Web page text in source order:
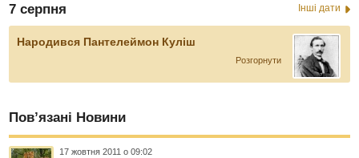
7 серпня Інші дати
Народився Пантелеймон Куліш
Розгорнути
Пов’язані Новини
17 жовтня 2011 о 09:02